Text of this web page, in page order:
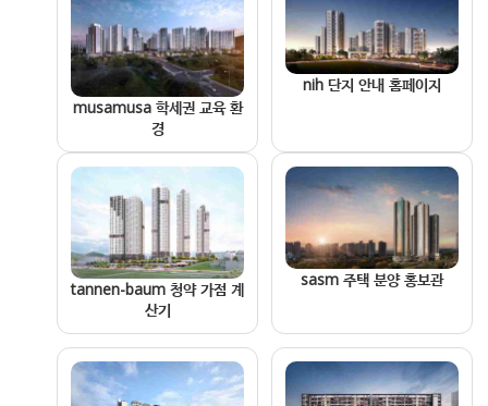
musamusa 학세권 교육 환
경
nih 단지 안내 홈페이지
tannen-baum 청약 가점 계
산기
sasm 주택 분양 홍보관